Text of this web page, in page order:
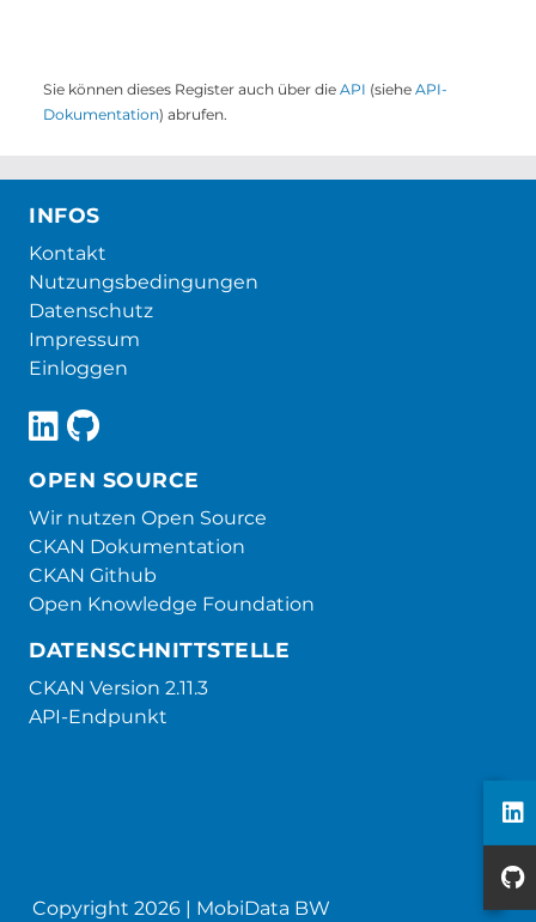
Sie können dieses Register auch über die API (siehe API-
Dokumentation) abrufen.
INFOS
Kontakt
Nutzungsbedingungen
Datenschutz
Impressum
Einloggen
OPEN SOURCE
Wir nutzen Open Source
CKAN Dokumentation
CKAN Github
Open Knowledge Foundation
DATENSCHNITTSTELLE
CKAN Version 2.11.3
API-Endpunkt
Copyright 2026 | MobiData BW